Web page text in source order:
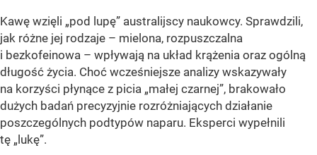
Kawę wzięli „pod lupę” australijscy naukowcy. Sprawdzili,
jak różne jej rodzaje – mielona, rozpuszczalna
i bezkofeinowa – wpływają na układ krążenia oraz ogólną
długość życia. Choć wcześniejsze analizy wskazywały
na korzyści płynące z picia „małej czarnej”, brakowało
dużych badań precyzyjnie rozróżniających działanie
poszczególnych podtypów naparu. Eksperci wypełnili
tę „lukę”.